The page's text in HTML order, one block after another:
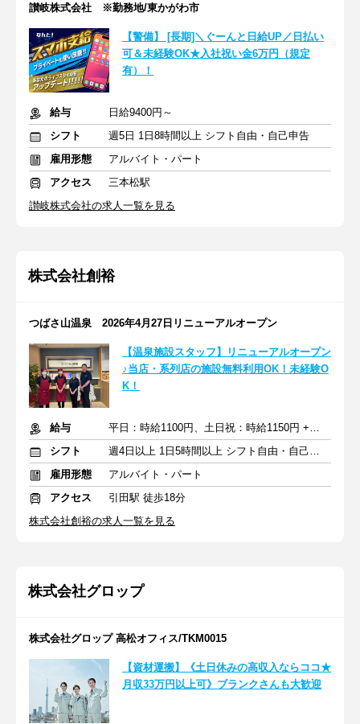
讃岐株式会社 ※勤務地/東かがわ市
【警備】 [長期]＼ぐーんと日給UP／日払い
可＆未経験OK★入社祝い金6万円（規定
有）！
給与
日給9400円～
シフト
週5日 1日8時間以上 シフト自由・自己申告
雇用形態
アルバイト・パート
アクセス
三本松駅
讃岐株式会社の求人一覧を見る
株式会社創裕
つばさ山温泉 2026年4月27日リニューアルオープン
【温泉施設スタッフ】リニューアルオープン
♪当店・系列店の施設無料利用OK！未経験O
K！
給与
平日：時給1100円、土日祝：時給1150円 +交通費規定支給
シフト
週4日以上 1日5時間以上 シフト自由・自己申告
雇用形態
アルバイト・パート
アクセス
引田駅 徒歩18分
株式会社創裕の求人一覧を見る
株式会社グロップ
株式会社グロップ 高松オフィス/TKM0015
【資材運搬】《土日休みの高収入ならココ★
月収33万円以上可》ブランクさんも大歓迎